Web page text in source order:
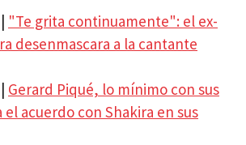
"Te grita continuamente": el ex-
desenmascara a la cantante
Gerard Piqué, lo mínimo con sus
el acuerdo con Shakira en sus